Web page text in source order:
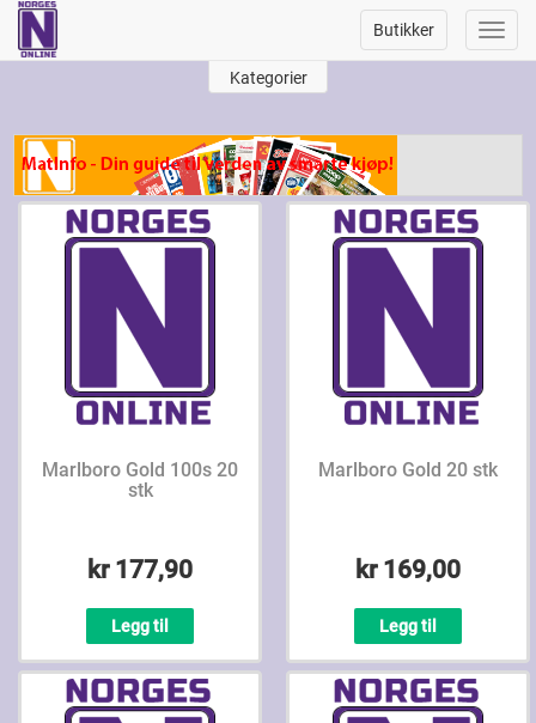
Butikker
Kategorier
Marlboro Gold 100s 20
stk
kr 177,90
Legg til
Marlboro Gold 20 stk
kr 169,00
Legg til